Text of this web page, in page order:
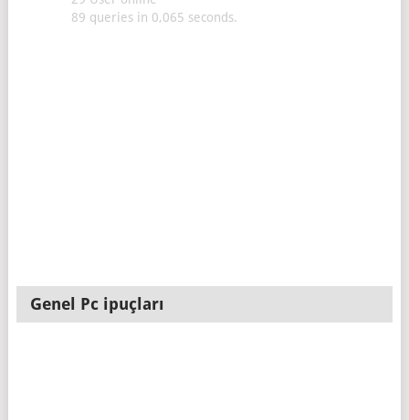
89 queries in 0,065 seconds.
Genel Pc ipuçları